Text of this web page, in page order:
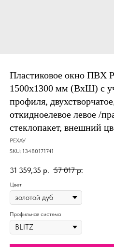
Пластиковое окно ПВХ
1500х1300 мм (ВхШ) с
профиля,
откидноелевое левое /
стеклопакет, внешний
РЕХАУ
SKU: 13480171741
31 359,35 р. 57 017 р.
Цвет
Профильная система